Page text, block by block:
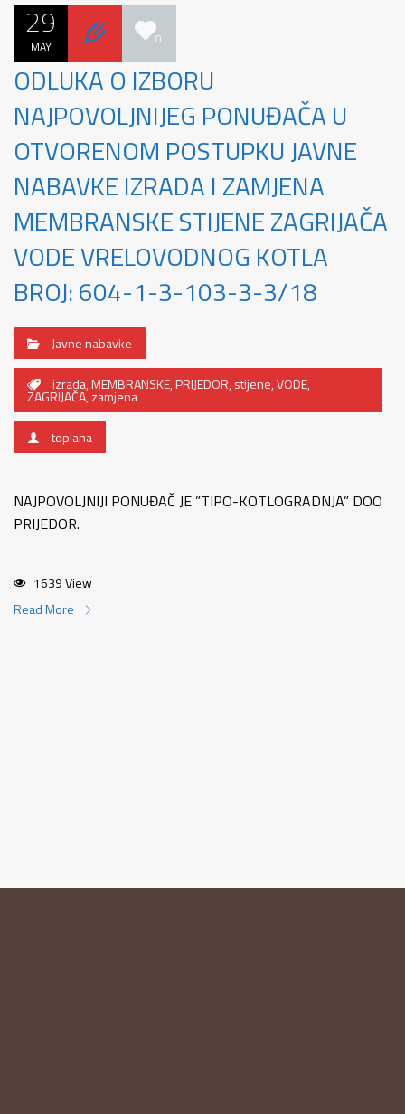
29
MAY 0
ODLUKA O IZBORU
NAJPOVOLJNIJEG PONUĐAČA U
OTVORENOM POSTUPKU JAVNE
NABAVKE IZRADA I ZAMJENA
MEMBRANSKE STIJENE ZAGRIJAČA
VODE VRELOVODNOG KOTLA
BROJ: 604-1-3-103-3-3/18
Javne nabavke
izrada,MEMBRANSKE,PRIJEDOR,stijene,VODE,
ZAGRIJAČA,zamjena
toplana
NAJPOVOLJNIJI PONUĐAČ JE ”TIPO-KOTLOGRADNJA” DOO
PRIJEDOR.
1639 View
Read More